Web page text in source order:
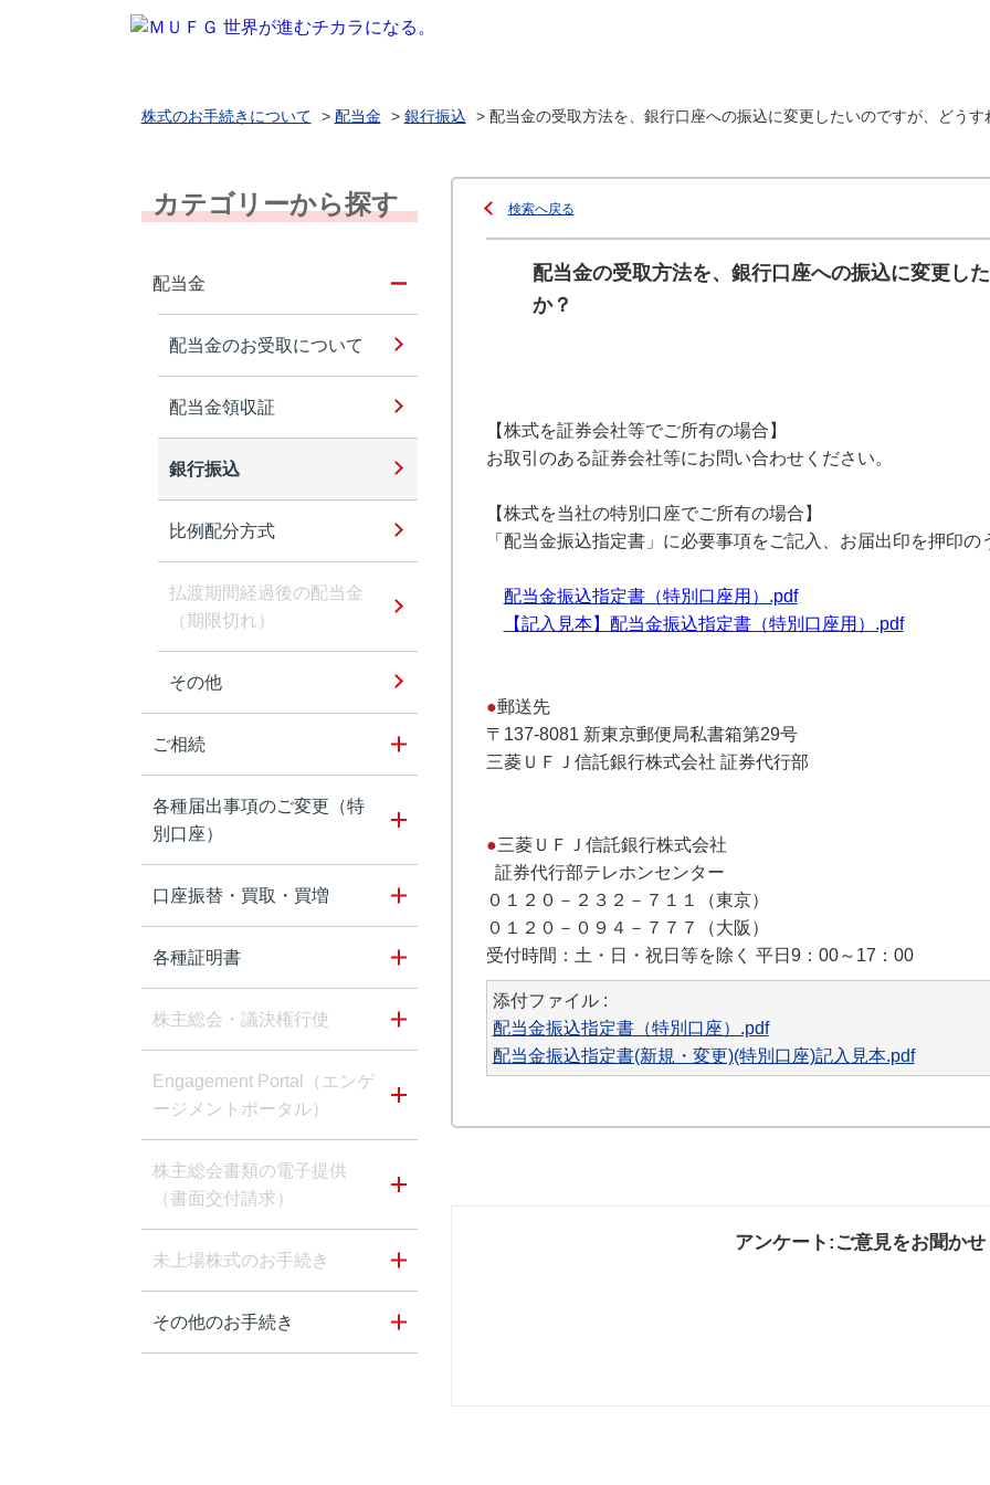
株式のお手続きについて > 配当金 > 銀行振込 > 配当金の受取方法を、銀行口座への振込に変更したいのですが、どうす
カテゴリーから探す
配当金
配当金のお受取について
配当金領収証
銀行振込
比例配分方式
払渡期間経過後の配当金
（期限切れ）
その他
ご相続
各種届出事項のご変更（特
別口座）
口座振替・買取・買増
各種証明書
株主総会・議決権行使
Engagement Portal（エンゲ
ージメントポータル）
株主総会書類の電子提供
（書面交付請求）
未上場株式のお手続き
その他のお手続き
検索へ戻る
配当金の受取方法を、銀行口座への振込に変更し
か？
【株式を証券会社等でご所有の場合】
お取引のある証券会社等にお問い合わせください。
【株式を当社の特別口座でご所有の場合】
「配当金振込指定書」に必要事項をご記入、お届出印を押印の
配当金振込指定書（特別口座用）.pdf
【記入見本】配当金振込指定書（特別口座用）.pdf
●郵送先
〒137-8081 新東京郵便局私書箱第29号
三菱ＵＦＪ信託銀行株式会社 証券代行部
●三菱ＵＦＪ信託銀行株式会社
証券代行部テレホンセンター
０１２０－２３２－７１１（東京）
０１２０－０９４－７７７（大阪）
受付時間：土・日・祝日等を除く 平日9：00～17：00
添付ファイル :
配当金振込指定書（特別口座）.pdf
配当金振込指定書(新規・変更)(特別口座)記入見本.pdf
アンケート:ご意見をお聞か